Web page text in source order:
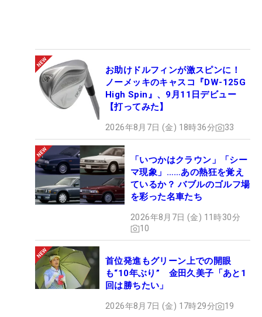
お助けドルフィンが激スピンに！
ノーメッキのキャスコ『DW-125G
High Spin』、9月11日デビュー
【打ってみた】
2026年8月7日 (金) 18時36分 33
「いつかはクラウン」「シー
マ現象」……あの熱狂を覚え
ているか？ バブルのゴルフ場
を彩った名車たち
2026年8月7日 (金) 11時30分
10
首位発進もグリーン上での開眼
も“10年ぶり” 金田久美子「あと1
回は勝ちたい」
2026年8月7日 (金) 17時29分 19